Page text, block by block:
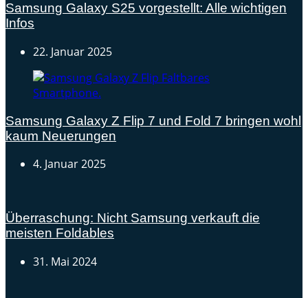
Samsung Galaxy S25 vorgestellt: Alle wichtigen
Infos
22. Januar 2025
Samsung Galaxy Z Flip 7 und Fold 7 bringen wohl
kaum Neuerungen
4. Januar 2025
Überraschung: Nicht Samsung verkauft die
meisten Foldables
31. Mai 2024